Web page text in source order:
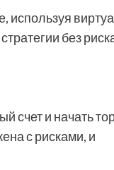
используя
без
счет и начать
с рисками, и